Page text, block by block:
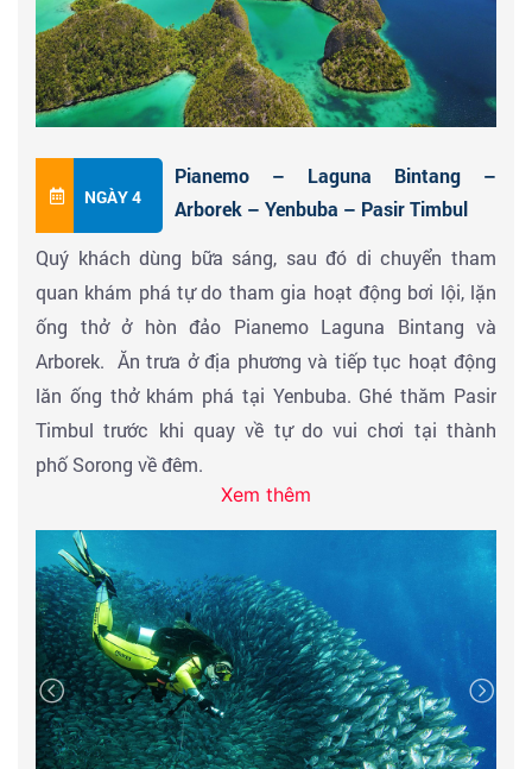
NGÀY 4
Pianemo – Laguna Bintang –
Arborek – Yenbuba – Pasir Timbul
Quý khách dùng bữa sáng, sau đó di chuyển tham
quan khám phá tự do tham gia hoạt động bơi lội, lặn
ống thở ở hòn đảo Pianemo Laguna Bintang và
Arborek. Ăn trưa ở địa phương và tiếp tục hoạt động
lăn ống thở khám phá tại Yenbuba. Ghé thăm Pasir
Timbul trước khi quay về tự do vui chơi tại thành
phố Sorong về đêm.
Xem thêm